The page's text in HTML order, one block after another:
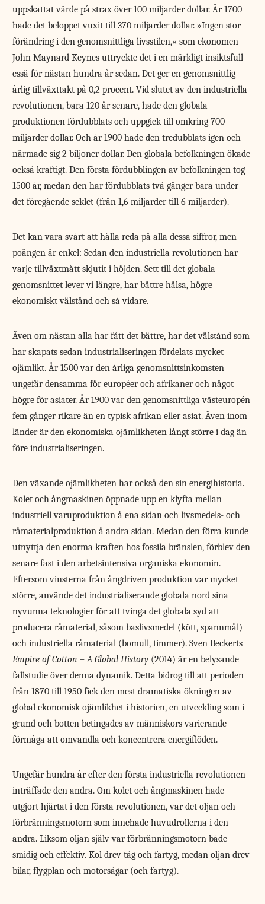
uppskattat värde på strax över 100 miljarder dollar. År 1700
hade det beloppet vuxit till 370 miljarder dollar. »Ingen stor
förändring i den genomsnittliga livsstilen,« som ekonomen
John Maynard Keynes uttryckte det i en märkligt insiktsfull
essä för nästan hundra år sedan. Det ger en genomsnittlig
årlig tillväxttakt på 0,2 procent. Vid slutet av den industriella
revolutionen, bara 120 år senare, hade den globala
produktionen fördubblats och uppgick till omkring 700
miljarder dollar. Och år 1900 hade den tredubblats igen och
närmade sig 2 biljoner dollar. Den globala befolkningen ökade
också kraftigt. Den första fördubblingen av befolkningen tog
1500 år, medan den har fördubblats två gånger bara under
det föregående seklet (från 1,6 miljarder till 6 miljarder).
Det kan vara svårt att hålla reda på alla dessa siffror, men
poängen är enkel: Sedan den industriella revolutionen har
varje tillväxtmått skjutit i höjden. Sett till det globala
genomsnittet lever vi längre, har bättre hälsa, högre
ekonomiskt välstånd och så vidare.
Även om nästan alla har fått det bättre, har det välstånd som
har skapats sedan industrialiseringen fördelats mycket
ojämlikt. År 1500 var den årliga genomsnittsinkomsten
ungefär densamma för européer och afrikaner och något
högre för asiater. År 1900 var den genomsnittliga västeuropén
fem gånger rikare än en typisk afrikan eller asiat. Även inom
länder är den ekonomiska ojämlikheten långt större i dag än
före industrialiseringen.
Den växande ojämlikheten har också den sin energihistoria.
Kolet och ångmaskinen öppnade upp en klyfta mellan
industriell varuproduktion å ena sidan och livsmedels- och
råmaterialproduktion å andra sidan. Medan den förra kunde
utnyttja den enorma kraften hos fossila bränslen, förblev den
senare fast i den arbetsintensiva organiska ekonomin.
Eftersom vinsterna från ångdriven produktion var mycket
större, använde det industrialiserande globala nord sina
nyvunna teknologier för att tvinga det globala syd att
producera råmaterial, såsom baslivsmedel (kött, spannmål)
och industriella råmaterial (bomull, timmer). Sven Beckerts
Empire of Cotton – A Global History (2014) är en belysande
fallstudie över denna dynamik. Detta bidrog till att perioden
från 1870 till 1950 fick den mest dramatiska ökningen av
global ekonomisk ojämlikhet i historien, en utveckling som i
grund och botten betingades av människors varierande
förmåga att omvandla och koncentrera energiflöden.
Ungefär hundra år efter den första industriella revolutionen
inträffade den andra. Om kolet och ångmaskinen hade
utgjort hjärtat i den första revolutionen, var det oljan och
förbränningsmotorn som innehade huvudrollerna i den
andra. Liksom oljan själv var förbränningsmotorn både
smidig och effektiv. Kol drev tåg och fartyg, medan oljan drev
bilar, flygplan och motorsågar (och fartyg).